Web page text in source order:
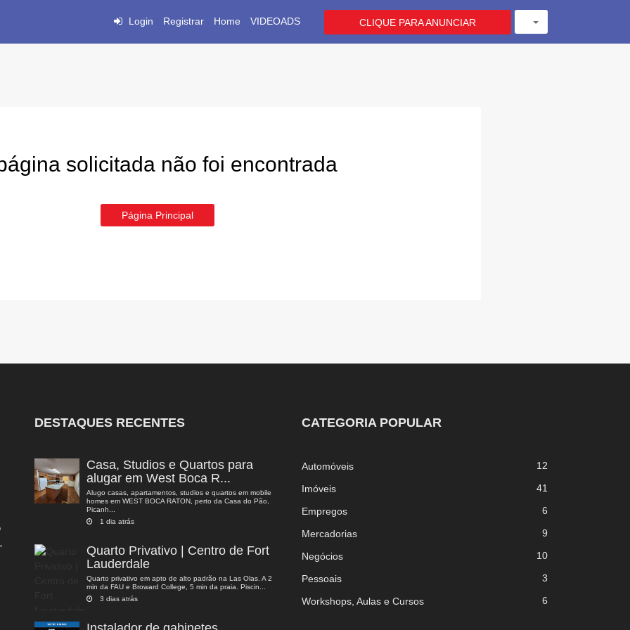
Login Registrar Home VIDEOADS CLIQUE PARA ANUNCIAR
solicitada não foi encontrada
Página Principal
DESTAQUES RECENTES
Casa, Studios e Quartos para
alugar em West Boca R...
Alugo casas, apartamentos, studios e quartos em mobile
homes em WEST BOCA RATON, perto da Casa do Pão,
Picanh...
1 dia atrás
Quarto Privativo | Centro de Fort
Lauderdale
Quarto privativo em apto de alto padrão na Las Olas. A 2
min da FAU e Broward College, 5 min da praia. Piscin...
3 dias atrás
CATEGORIA POPULAR
Automóveis 12
Imóveis 41
Empregos 6
Mercadorias 9
Negócios 10
Pessoais 3
Workshops, Aulas e Cursos 6